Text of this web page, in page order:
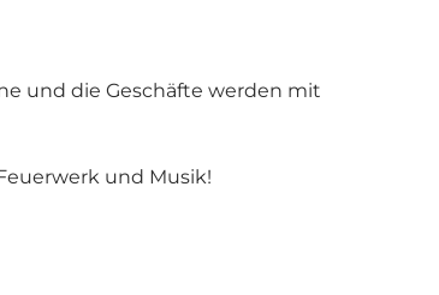
und die Geschäfte werden mit
und Musik!